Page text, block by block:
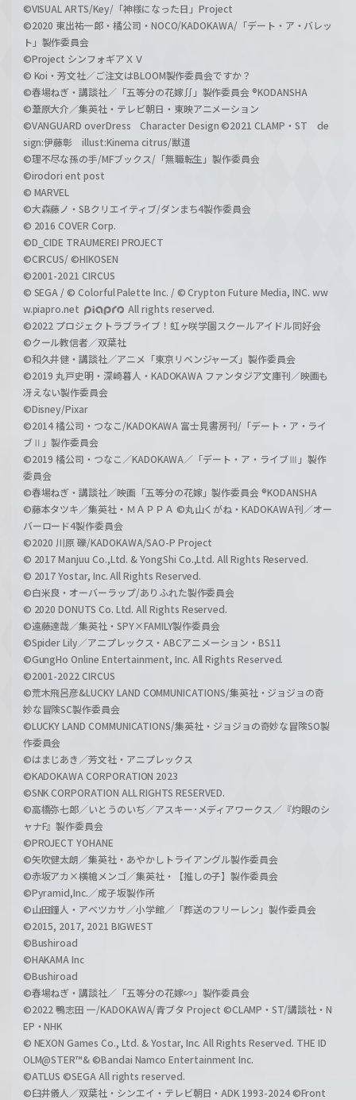
©VISUAL ARTS/Key/「神様になった日」Project
©2020 東出祐一郎・橘公司・NOCO/KADOKAWA/「デート・ア・バレッ
ト」製作委員会
©Project シンフォギアＸＶ
© Koi・芳文社／ご注文はBLOOM製作委員会ですか？
©春場ねぎ・講談社／「五等分の花嫁∬」製作委員会 ®KODANSHA
©葦原大介／集英社・テレビ朝日・東映アニメーション
©VANGUARD overDress Character Design ©2021 CLAMP・ST de
sign:伊藤彰 illust:Kinema citrus/獣道
©理不尽な孫の手/MFブックス/「無職転生」製作委員会
©irodori ent post
© MARVEL
©大森藤ノ・SBクリエイティブ/ダンまち4製作委員会
© 2016 COVER Corp.
©D_CIDE TRAUMEREI PROJECT
©CIRCUS/ ©HIKOSEN
©2001-2021 CIRCUS
© SEGA / © Colorful Palette Inc. / © Crypton Future Media, INC. ww
w.piapro.net
All rights reserved.
©2022 プロジェクトラブライブ！虹ヶ咲学園スクールアイドル同好会
©クール教信者／双葉社
©和久井健・講談社／アニメ「東京リベンジャーズ」製作委員会
©2019 丸戸史明・深崎暮人・KADOKAWA ファンタジア文庫刊／映画も
冴えない製作委員会
©Disney/Pixar
©2014 橘公司・つなこ/KADOKAWA 富士見書房刊/「デート・ア・ライ
ブⅡ」製作委員会
©2019 橘公司・つなこ／KADOKAWA／「デート・ア・ライブⅢ」製作
委員会
©春場ねぎ・講談社／映画「五等分の花嫁」製作委員会 ®KODANSHA
©藤本タツキ／集英社・ＭＡＰＰＡ ©丸山くがね・KADOKAWA刊／オー
バーロード4製作委員会
©2020 川原 礫/KADOKAWA/SAO-P Project
© 2017 Manjuu Co.,Ltd. & YongShi Co.,Ltd. All Rights Reserved.
© 2017 Yostar, Inc. All Rights Reserved.
©白米良・オーバーラップ/ありふれた製作委員会
© 2020 DONUTS Co. Ltd. All Rights Reserved.
©遠藤達哉／集英社・SPY×FAMILY製作委員会
©Spider Lily／アニプレックス・ABCアニメーション・BS11
©GungHo Online Entertainment, Inc. All Rights Reserved.
©2001-2022 CIRCUS
©荒木飛呂彦&LUCKY LAND COMMUNICATIONS/集英社・ジョジョの奇
妙な冒険SC製作委員会
©LUCKY LAND COMMUNICATIONS/集英社・ジョジョの奇妙な冒険SO製
作委員会
©はまじあき／芳文社・アニプレックス
©KADOKAWA CORPORATION 2023
©SNK CORPORATION ALL RIGHTS RESERVED.
©高橋弥七郎／いとうのいぢ／アスキー･メディアワークス／『灼眼のシ
ャナF』製作委員会
©PROJECT YOHANE
©矢吹健太朗／集英社・あやかしトライアングル製作委員会
©赤坂アカ×横槍メンゴ／集英社・【推しの子】製作委員会
©Pyramid,Inc.／成子坂製作所
©山田鐘人・アベツカサ／小学館／「葬送のフリーレン」製作委員会
©2015, 2017, 2021 BIGWEST
©Bushiroad
©HAKAMA Inc
©Bushiroad
©春場ねぎ・講談社／「五等分の花嫁∽」製作委員会
©2022 鴨志田 一/KADOKAWA/青ブタ Project ©CLAMP・ST/講談社・N
EP・NHK
© NEXON Games Co., Ltd. & Yostar, Inc. All Rights Reserved. THE ID
OLM@STER™& ©Bandai Namco Entertainment Inc.
©ATLUS ©SEGA All rights reserved.
©臼井儀人／双葉社・シンエイ・テレビ朝日・ADK 1993-2024 ©Front